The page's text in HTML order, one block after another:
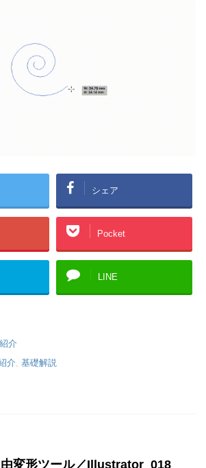
シェア
Pocket
LINE
介
介, 基礎解説
由変形ツール／Illustrator_018